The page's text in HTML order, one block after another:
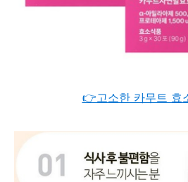
👉고소한 카무트 효